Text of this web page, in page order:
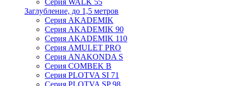
Серия WALK 55
Заглубление, до 1,5 метров
Серия AKADEMIK
Серия AKADEMIK 90
Серия AKADEMIK 110
Серия AMULET PRO
Серия ANAKONDA S
Серия COMBEK B
Серия PLOTVA SI 71
Серия PLOTVA SP 98